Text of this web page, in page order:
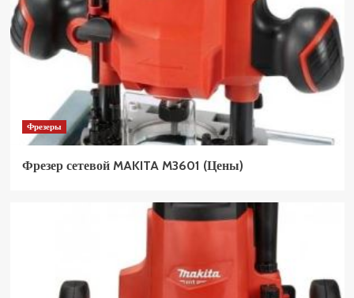
Фрезеры
Фрезер сетевой MAKITA M3601 (Цены)